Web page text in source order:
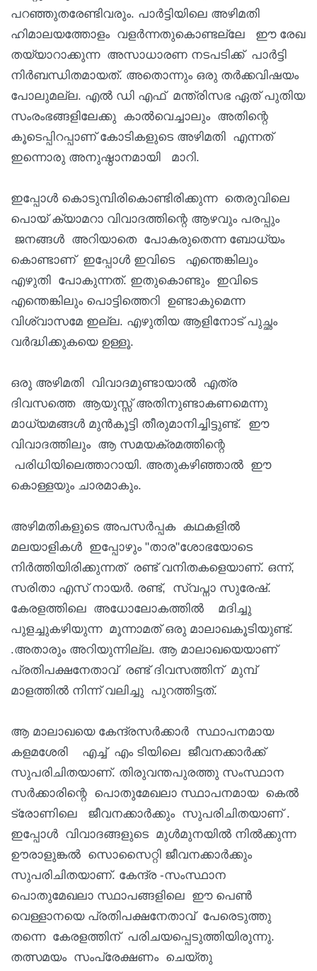
പറഞ്ഞുതരേണ്ടിവരും. പാർട്ടിയിലെ അഴിമതി
ഹിമാലയത്തോളം വളർന്നതുകൊണ്ടല്ലേ ഈ രേഖ
തയ്യാറാക്കുന്ന അസാധാരണ നടപടിക്ക് പാർട്ടി
നിർബന്ധിതമായത്. അതൊന്നും ഒരു തർക്കവിഷയം
പോലുമല്ല. എൽ ഡി എഫ് മന്ത്രിസഭ ഏത് പുതിയ
സംരംഭങ്ങളിലേക്കു കാൽവെച്ചാലും അതിന്റെ
കൂടെപ്പിറപ്പാണ് കോടികളുടെ അഴിമതി എന്നത്
ഇന്നൊരു അനുഷ്ഠാനമായി മാറി.
ഇപ്പോൾ കൊടുമ്പിരികൊണ്ടിരിക്കുന്ന തെരുവിലെ
പൊയ് ക്യാമറാ വിവാദത്തിന്റെ ആഴവും പരപ്പും
ജനങ്ങൾ അറിയാതെ പോകരുതെന്ന ബോധ്യം
കൊണ്ടാണ് ഇപ്പോൾ ഇവിടെ എന്തെങ്കിലും
എഴുതി പോകുന്നത്. ഇതുകൊണ്ടും ഇവിടെ
എന്തെങ്കിലും പൊട്ടിത്തെറി ഉണ്ടാകുമെന്ന
വിശ്വാസമേ ഇല്ല. എഴുതിയ ആളിനോട് പുച്ഛം
വർദ്ധിക്കുകയെ ഉള്ളൂ.
ഒരു അഴിമതി വിവാദമുണ്ടായാൽ എത്ര
ദിവസത്തെ ആയുസ്സ് അതിനുണ്ടാകണമെന്നു
മാധ്യമങ്ങൾ മുൻകൂട്ടി തീരുമാനിച്ചിട്ടുണ്ട്. ഈ
വിവാദത്തിലും ആ സമയക്രമത്തിന്റെ
പരിധിയിലെത്താറായി. അതുകഴിഞ്ഞാൽ ഈ
കൊള്ളയും ചാരമാകും.
അഴിമതികളുടെ അപസർപ്പക കഥകളിൽ
മലയാളികൾ ഇപ്പോഴും "താര"ശോഭയോടെ
നിർത്തിയിരിക്കുന്നത് രണ്ട് വനിതകളെയാണ്. ഒന്ന്,
സരിതാ എസ് നായർ. രണ്ട്, സ്വപ്നാ സുരേഷ്.
കേരളത്തിലെ അധോലോകത്തിൽ മദിച്ചു
പുളച്ചുകഴിയുന്ന മൂന്നാമത് ഒരു മാലാഖകൂടിയുണ്ട്.
.അതാരും അറിയുന്നില്ല. ആ മാലാഖയെയാണ്
പ്രതിപക്ഷനേതാവ് രണ്ട് ദിവസത്തിന് മുമ്പ്
മാളത്തിൽ നിന്ന് വലിച്ചു പുറത്തിട്ടത്.
ആ മാലാഖയെ കേന്ദ്രസർക്കാർ സ്ഥാപനമായ
കളമശേരി എച്ച് എം ടിയിലെ ജീവനക്കാർക്ക്
സുപരിചിതയാണ്. തിരുവന്തപുരത്തു സംസ്ഥാന
സർക്കാരിന്റെ പൊതുമേഖലാ സ്ഥാപനമായ കെൽ
ട്രോണിലെ ജീവനക്കാർക്കും സുപരിചിതയാണ് .
ഇപ്പോൾ വിവാദങ്ങളുടെ മുൾമുനയിൽ നിൽക്കുന്ന
ഊരാളുങ്കൽ സൊസൈറ്റി ജീവനക്കാർക്കും
സുപരിചിതയാണ്. കേന്ദ്ര -സംസ്ഥാന
പൊതുമേഖലാ സ്ഥാപങ്ങളിലെ ഈ പെൺ
വെള്ളാനയെ പ്രതിപക്ഷനേതാവ് പേരെടുത്തു
തന്നെ കേരളത്തിന് പരിചയപ്പെടുത്തിയിരുന്നു.
തത്സമയം സംപ്രേക്ഷണം ചെയ്തു